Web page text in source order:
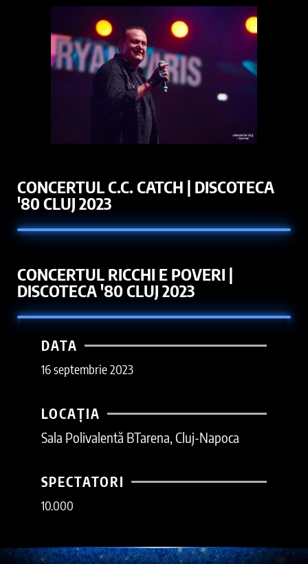
CONCERTUL C.C. CATCH | DISCOTECA
'80 CLUJ 2023
CONCERTUL RICCHI E POVERI |
DISCOTECA '80 CLUJ 2023
DATA
16 septembrie 2023
LOCAȚIA
Sala Polivalentă BTarena, Cluj-Napoca
SPECTATORI
10.000